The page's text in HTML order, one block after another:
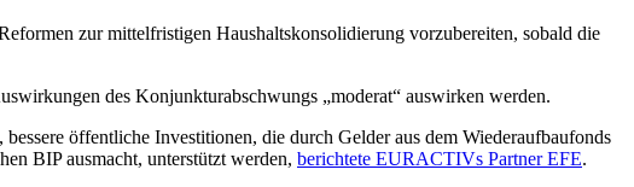
zur mittelfristigen Haushaltskonsolidierung vorzubereiten, sobald die
des Konjunkturabschwungs „moderat“ auswirken werden.
öffentliche Investitionen, die durch Gelder aus dem Wiederaufbaufonds
BIP ausmacht, unterstützt werden, berichtete EURACTIVs Partner EFE.